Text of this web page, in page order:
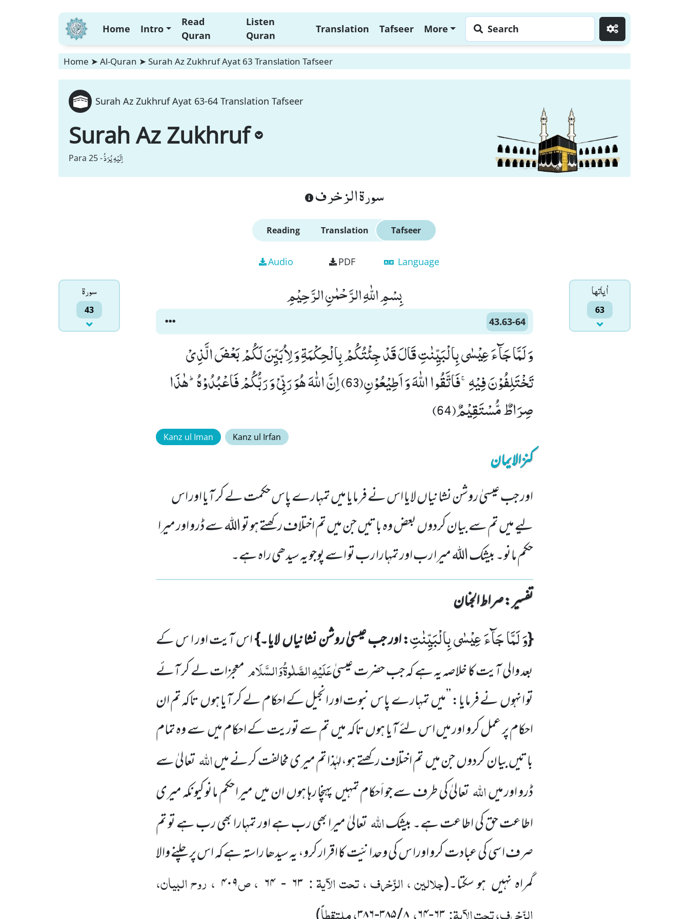
Home Intro
Read
Quran
Listen
Quran
Translation Tafseer More Search
Home ➤ Al-Quran ➤ Surah Az Zukhruf Ayat 63 Translation Tafseer
Surah Az Zukhruf Ayat 63-64 Translation Tafseer
Surah Az Zukhruf
Para 25 -اِلَیْهِ یُرَدُّ
سورة الزخرف
Reading Translation Tafseer
Audio PDF Language
سورۃ
43
اٰياتها
63
بِسْمِ اللّٰهِ الرَّحْمٰنِ الرَّحِیْمِ
43.63-64
وَ لَمَّا جَآءَ عِیْسٰى بِالْبَیِّنٰتِ قَالَ قَدْ جِئْتُكُمْ بِالْحِكْمَةِ وَ لِاُبَیِّنَ لَكُمْ بَعْضَ الَّذِیْ
تَخْتَلِفُوْنَ فِیْهِۚ-فَاتَّقُوا اللّٰهَ وَ اَطِیْعُوْنِ(63) اِنَّ اللّٰهَ هُوَ رَبِّیْ وَ رَبُّكُمْ فَاعْبُدُوْهُؕ-هٰذَا
صِرَاطٌ مُّسْتَقِیْمٌ(64)
Kanz ul Iman Kanz ul Irfan
کنزالایمان
اور جب عیسیٰ روشن نشانیاں لایا اس نے فرمایا میں تمہارے پاس حکمت لے کر آیا اور اس
لیے میں تم سے بیان کردوں بعض وہ باتیں جن میں تم اختلاف رکھتے ہو تو اللہ سے ڈرو اور میرا
حکم مانو۔ بیشک اللہ میرا رب اور تمہارا رب تو اسے پوجو یہ سیدھی راہ ہے۔
تفسیر : ‎صراط الجنان
{وَ لَمَّا جَآءَ عِیْسٰى بِالْبَیِّنٰتِ: اور جب عیسیٰ روشن نشانیاں لایا۔}اس آیت اور ا س کے
بعد والی آیت کا خلاصہ یہ ہے کہ جب حضرت عیسیٰعَلَیْہِالصَّلٰوۃُوَالسَّلَاممعجزات لے کر آئے
تو انہوں نے فرمایا: ’’میں تمہارے پاس نبوت اور انجیل کے احکام لے کر آیا ہوں تاکہ تم ان
احکام پر عمل کرو اور میں اس لئے آیا ہوں تاکہ میں تم سے توریت کے احکام میں سے وہ تمام
باتیں بیان کردوں جن میں تم اختلاف رکھتے ہو،لہٰذا تم میری مخالفت کرنے میںاللہتعالیٰ سے
ڈرو اور میںاللہتعالیٰ کی طرف سے جو اَحکام تمہیں پہنچا رہا ہوں ان میں میرا حکم مانو کیونکہ میری
اطاعت حق کی اطاعت ہے۔ بیشکاللہتعالیٰ میرا بھی رب ہے اور تمہارا بھی رب ہے تو تم
صرف اسی کی عبادت کرو اورا س کی وحدانیّت کا اقرار کرو، یہ سیدھا راستہ ہے کہ اس پر چلنے والا
گمراہ نہیں ہو سکتا۔(جلالین ، الزّخرف ، تحت الآیۃ : ۶۳ - ۶۴ ، ص۴۰۹ ، روح البیان،